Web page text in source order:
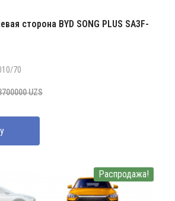
сторона BYD SONG PLUS SA3F-
70
UZS
Распродажа!